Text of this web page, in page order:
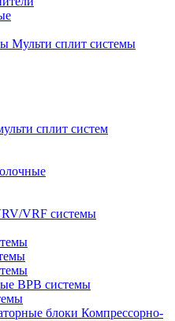
Мульти сплит системы
сплит систем
VRF системы
ВРВ системы
Компрессорно-